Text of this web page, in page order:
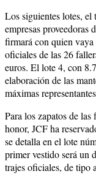
Los siguientes lotes,
empresas proveedoras
firmará con quien
oficiales de las 26
euros. El lote 4, con
elaboración de las
máximas
Para los zapatos de
honor, JCF ha
se detalla en el lote
primer vestido será un
trajes oficiales, de tipo